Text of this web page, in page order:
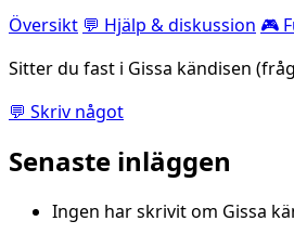
Översikt 💬 Hjälp & diskussion 🎮
Sitter du fast i Gissa kändisen
💬 Skriv något
Senaste inläggen
Ingen har skrivit om Gissa